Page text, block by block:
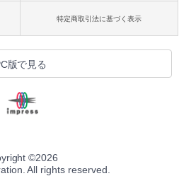
特定商取引法に基づく表示
版で見る
©2026
All rights reserved.